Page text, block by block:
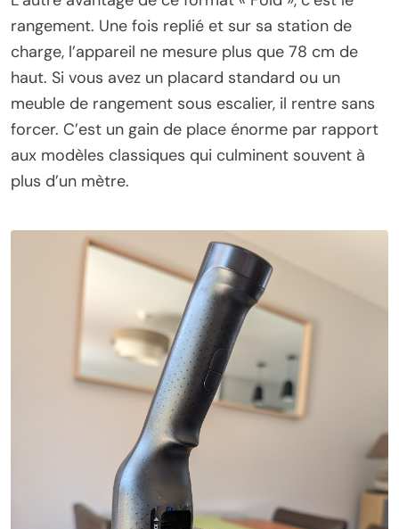
rangement. Une fois replié et sur sa station de
charge, l’appareil ne mesure plus que 78 cm de
haut. Si vous avez un placard standard ou un
meuble de rangement sous escalier, il rentre sans
forcer. C’est un gain de place énorme par rapport
aux modèles classiques qui culminent souvent à
plus d’un mètre.